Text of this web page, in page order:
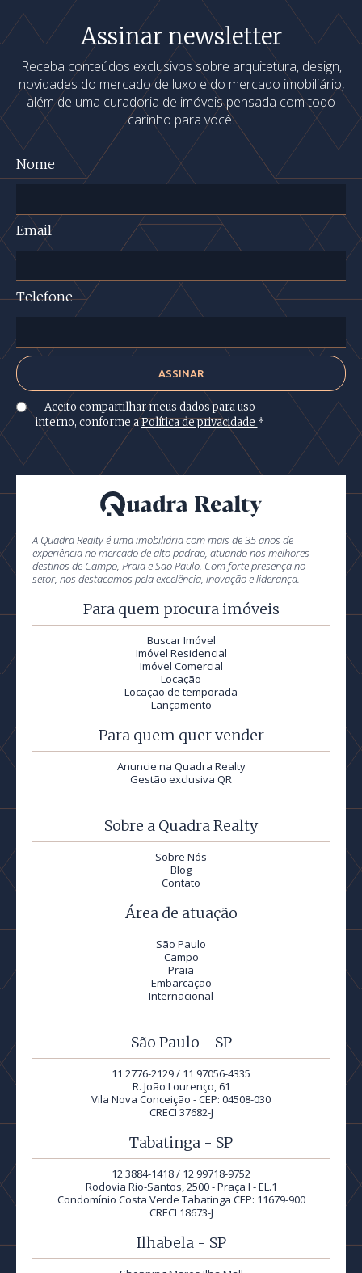
Assinar newsletter
Receba conteúdos exclusivos sobre arquitetura, design,
novidades do mercado de luxo e do mercado imobiliário,
além de uma curadoria de imóveis pensada com todo
carinho para você.
Nome
Email
Telefone
Aceito compartilhar meus dados para uso
interno, conforme aPolítica de privacidade *
A Quadra Realty é uma imobiliária com mais de 35 anos de
experiência no mercado de alto padrão, atuando nos melhores
destinos de Campo, Praia e São Paulo. Com forte presença no
setor, nos destacamos pela excelência, inovação e liderança.
Para quem procura imóveis
Buscar Imóvel
Imóvel Residencial
Imóvel Comercial
Locação
Locação de temporada
Lançamento
Para quem quer vender
Anuncie na Quadra Realty
Gestão exclusiva QR
Sobre a Quadra Realty
Sobre Nós
Blog
Contato
Área de atuação
São Paulo
Campo
Praia
Embarcação
Internacional
São Paulo - SP
11 2776-2129 / 11 97056-4335
R. João Lourenço, 61
Vila Nova Conceição - CEP: 04508-030
CRECI 37682-J
Tabatinga - SP
12 3884-1418 / 12 99718-9752
Rodovia Rio-Santos, 2500 - Praça I - EL.1
Condomínio Costa Verde Tabatinga CEP: 11679-900
CRECI 18673-J
Ilhabela - SP